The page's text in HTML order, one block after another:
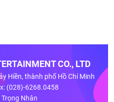
CO., LTD
Hiền, thành phố Hồ Chí Minh
(028)-6268.0458
Nhân